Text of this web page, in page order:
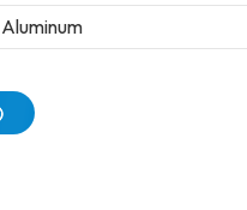
Aluminum